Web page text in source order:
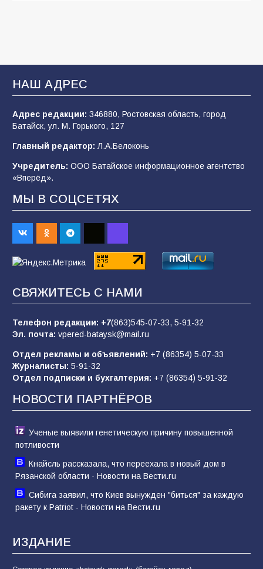
образовательного кластера
106 05.08.2026
«Мобилизация или набор?» Что на самом
2026 года
101 03.08.2026
В Батайске продолжаются дорожные работы
98 04.08.2026
пропагандистский вброс
«Слухами Москву не возьмёшь»: почему
заявления Киева о мобилизации — это
отчаяние, а не разведка
81 02.08.2026
НАШ АДРЕС
Адрес редакции: 346880, Ростовская область, город
Батайск, ул. М. Горького, 127
Главный редактор: Л.А.Белоконь
Учредитель: ООО Батайское информационное агентство
«Вперёд».
МЫ В СОЦСЕТЯХ
СВЯЖИТЕСЬ С НАМИ
Телефон редакции: +7(863)545-07-33, 5-91-32
Эл. почта: vpered-bataysk@mail.ru
Отдел рекламы и объявлений: +7 (86354) 5-07-33
Журналисты: 5-91-32
Отдел подписки и бухгалтерия: +7 (86354) 5-91-32
НОВОСТИ ПАРТНЁРОВ
Ученые выявили генетическую причину повышенной
потливости
Кнайсль рассказала, что переехала в новый дом в
Рязанской области - Новости на Вести.ru
Сибига заявил, что Киев вынужден "биться" за каждую
ракету к Patriot - Новости на Вести.ru
ИЗДАНИЕ